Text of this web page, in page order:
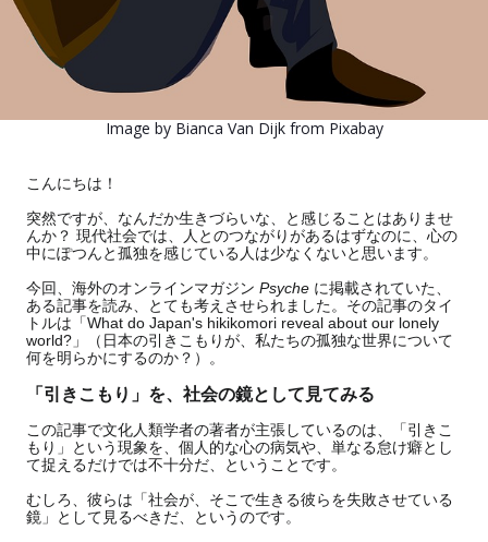
Image by Bianca Van Dijkfrom Pixabay
こんにちは！
突然ですが、なんだか生きづらいな、と感じることはありませ
んか？ 現代社会では、人とのつながりがあるはずなのに、心の
中にぽつんと孤独を感じている人は少なくないと思います。
今回、海外のオンラインマガジン Psyche に掲載されていた、
ある記事を読み、とても考えさせられました。その記事のタイ
トルは「What do Japan's hikikomori reveal about our lonely
world?」（日本の引きこもりが、私たちの孤独な世界について
何を明らかにするのか？）。
「引きこもり」を、社会の鏡として見てみる
この記事で文化人類学者の著者が主張しているのは、「引きこ
もり」という現象を、個人的な心の病気や、単なる怠け癖とし
て捉えるだけでは不十分だ、ということです。
むしろ、彼らは「社会が、そこで生きる彼らを失敗させている
鏡」として見るべきだ、というのです。